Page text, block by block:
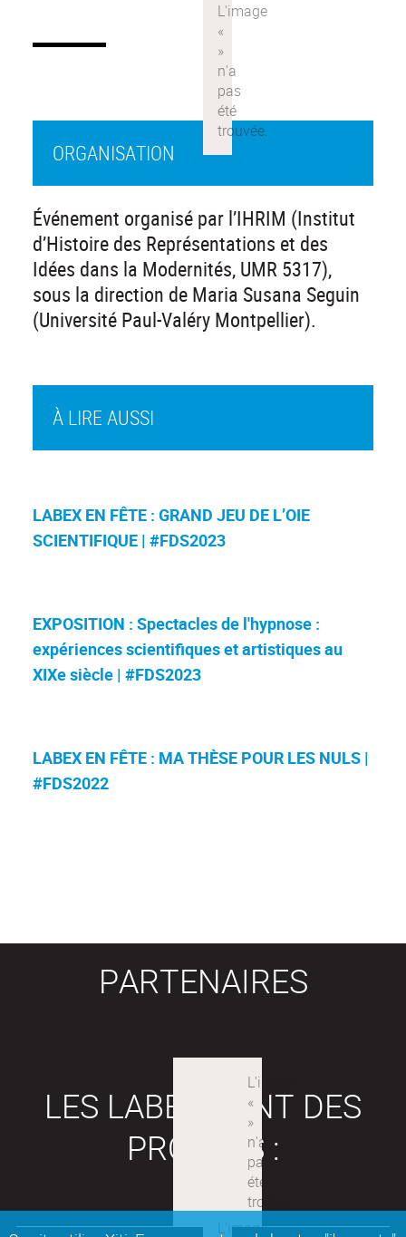
À LIRE AUSSI
LABEX EN FÊTE : GRAND JEU DE L’OIE
SCIENTIFIQUE | #FDS2023
EXPOSITION : Spectacles de l'hypnose :
expériences scientifiques et artistiques au
XIXe siècle | #FDS2023
LABEX EN FÊTE : MA THÈSE POUR LES NULS |
#FDS2022
ORGANISATION
Événement organisé par l’IHRIM (Institut
d’Histoire des Représentations et des
Idées dans la Modernités, UMR 5317),
sous la direction de Maria Susana Seguin
(Université Paul-Valéry Montpellier).
PARTENAIRES
LES LABEX SONT DES
PROJETS :